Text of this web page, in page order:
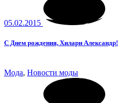
05.02.2015
C Днем рождения, Хилари Александр!
Мода, Новости моды